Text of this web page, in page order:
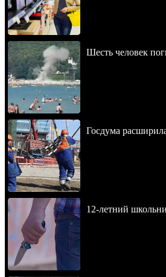
Шесть человек
Госдума
12-летний